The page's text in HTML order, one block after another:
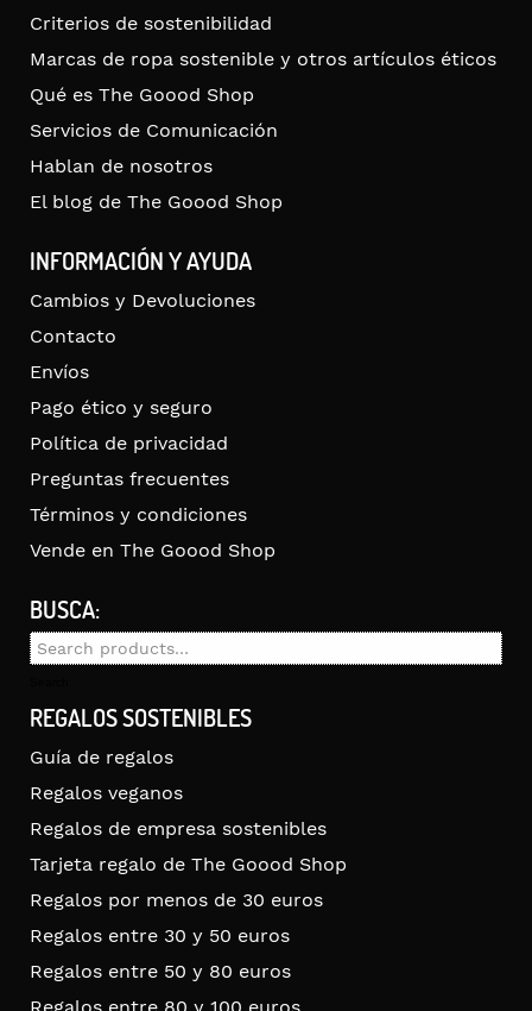
Criterios de sostenibilidad
Marcas de ropa sostenible y otros artículos éticos
Qué es The Goood Shop
Servicios de Comunicación
Hablan de nosotros
El blog de The Goood Shop
INFORMACIÓN Y AYUDA
Cambios y Devoluciones
Contacto
Envíos
Pago ético y seguro
Política de privacidad
Preguntas frecuentes
Términos y condiciones
Vende en The Goood Shop
BUSCA:
Search
REGALOS SOSTENIBLES
Guía de regalos
Regalos veganos
Regalos de empresa sostenibles
Tarjeta regalo de The Goood Shop
Regalos por menos de 30 euros
Regalos entre 30 y 50 euros
Regalos entre 50 y 80 euros